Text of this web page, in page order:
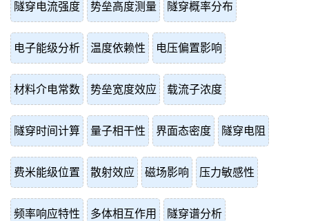
隧穿电流强度 势垒高度测量 隧穿概率分布
电子能级分析 温度依赖性 电压偏置影响
材料介电常数 势垒宽度效应 载流子浓度
隧穿时间计算 量子相干性 界面态密度 隧穿电阻
费米能级位置 散射效应 磁场影响 压力敏感性
频率响应特性 多体相互作用 隧穿谱分析